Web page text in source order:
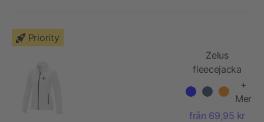
Priority
Zelus
fleecejacka
+
Mer
från 69,95 kr